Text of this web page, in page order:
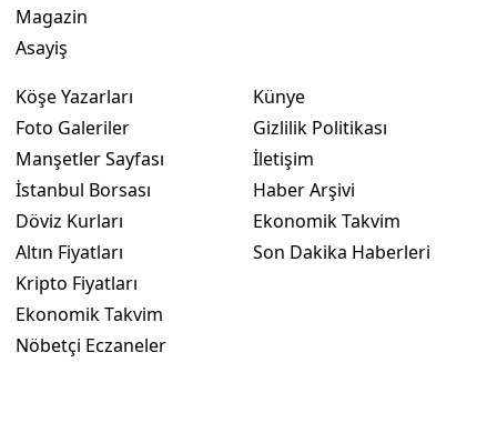
Magazin
Asayiş
Köşe Yazarları
Foto Galeriler
Manşetler Sayfası
İstanbul Borsası
Döviz Kurları
Altın Fiyatları
Kripto Fiyatları
Ekonomik Takvim
Nöbetçi Eczaneler
Künye
Gizlilik Politikası
İletişim
Haber Arşivi
Ekonomik Takvim
Son Dakika Haberleri